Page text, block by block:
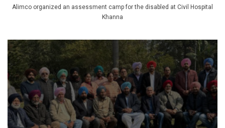
Alimco organized an assessment camp for the disabled at Civil Hospital
Khanna